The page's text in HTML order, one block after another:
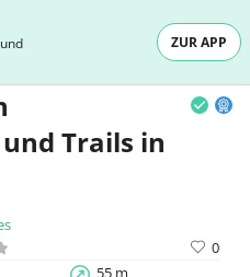
ZUR APP
Trails in
0
55 m